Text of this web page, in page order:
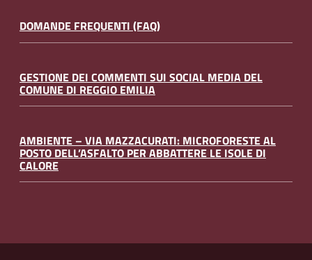
DOMANDE FREQUENTI (FAQ)
GESTIONE DEI COMMENTI SUI SOCIAL MEDIA DEL
COMUNE DI REGGIO EMILIA
AMBIENTE – VIA MAZZACURATI: MICROFORESTE AL
POSTO DELL’ASFALTO PER ABBATTERE LE ISOLE DI
CALORE